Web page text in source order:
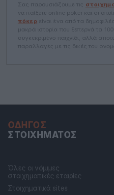
Σας παρουσιάζουμε τις
να παίξετε online poker και οι
πόκερ είναι ένα από τα
μακρά ιστορία που ξεπερνά τα 100
συγκεκριμένο παιχνίδι, αλλά
παραλλαγές με τις δικές του
ΟΔΗΓΌΣ
ΣΤΟΙΧΉΜΑΤΟΣ
Όλες οι νόμιμες
στοιχηματικές εταιρίες
Στοιχηματικά sites